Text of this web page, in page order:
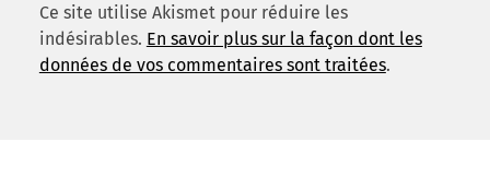
Ce site utilise Akismet pour réduire les
indésirables. En savoir plus sur la façon dont les
données de vos commentaires sont traitées.